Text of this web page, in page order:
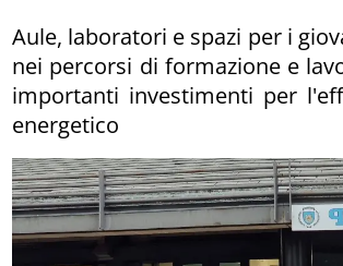
Aule, laboratori e spazi per i
nei percorsi di formazione e
importanti investimenti per
energetico